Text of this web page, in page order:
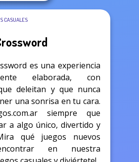
CASUALES
es una experiencia
elaborada, con
deleitan y que nunca
una sonrisa en tu cara.
siempre que
a algo único, divertido y
qué juegos nuevos
en nuestra